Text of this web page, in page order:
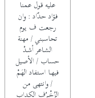
عليه قول عمنا
فؤاد حدّاد : وان
رجعت ف يوم
تحاسبني / مهنة
الشـاعر أشـدْ
حساب / الأصيل
فيهــا اسـتفاد الهَـمْ
/ وانتهى من
الزُخْــرُف الكداب